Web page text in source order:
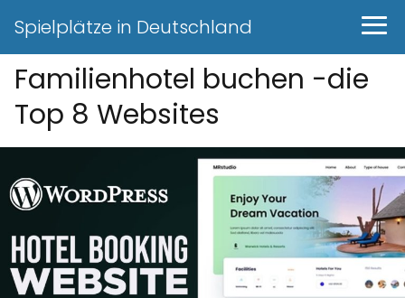
Spielplätze in Deutschland
Familienhotel buchen -die
Top 8 Websites